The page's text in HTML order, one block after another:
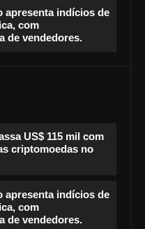
apresenta indícios de
com
de vendedores.
US$ 115 mil com
criptomoedas no
apresenta indícios de
com
de vendedores.